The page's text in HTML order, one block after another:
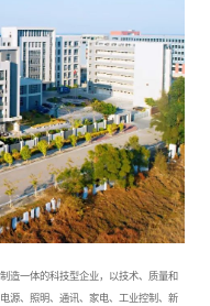
造一体的科技型企业，以技术、质量和
源、照明、通讯、家电、工业控制、新